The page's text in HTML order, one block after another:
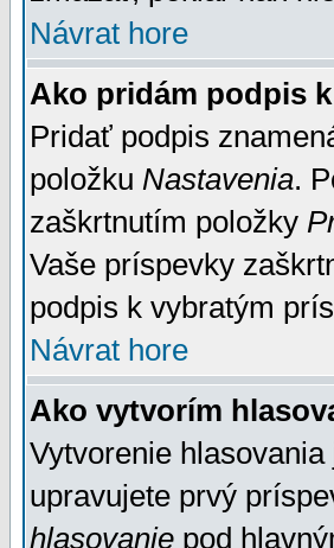
Návrat hore
Ako pridám podpis
Pridať podpis
položku Nastavenia.
zaškrtnutím položky
Vaše príspevky
podpis k vybratým
Návrat hore
Ako vytvorím
Vytvorenie
upravujete prvý
hlasovanie pod